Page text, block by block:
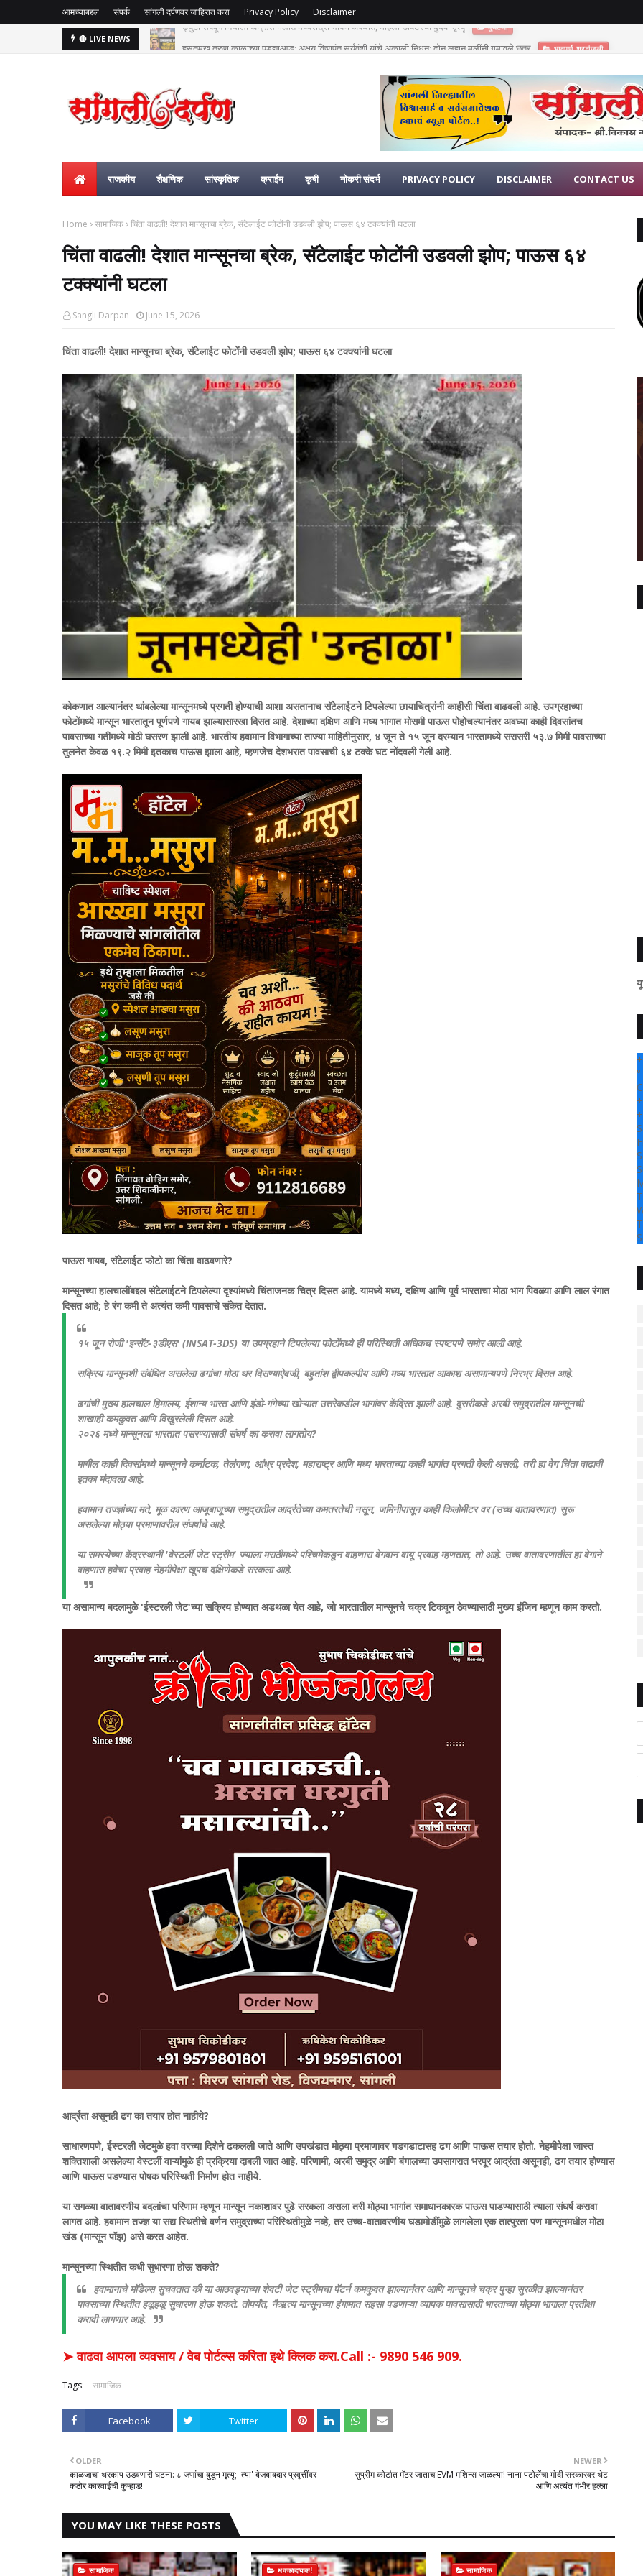
आमच्याबद्दल संपर्क सांगली दर्पणवर जाहिरात करा Privacy Policy Disclaimer
🔴 LIVE NEWS हसतमुख तरुण काळाच्या पडद्याआड: अक्षय विष्णुपंत सूर्यवंशी यांचे अकाली निधन; दोन लहान मुलींनी गमावले छत्र भावपूर्ण श्रद्धांजली
राजकीय शैक्षणिक सांस्कृतिक क्राईम कृषी नोकरी संदर्भ PRIVACY POLICY DISCLAIMER CONTACT US
Home सामाजिक चिंता वाढली! देशात मान्सूनचा ब्रेक, सॅटेलाईट फोटोंनी उडवली झोप; पाऊस ६४ टक्क्यांनी घटला
चिंता वाढली! देशात मान्सूनचा ब्रेक, सॅटेलाईट फोटोंनी उडवली झोप; पाऊस ६४
टक्क्यांनी घटला
Sangli Darpan June 15, 2026
चिंता वाढली! देशात मान्सूनचा ब्रेक, सॅटेलाईट फोटोंनी उडवली झोप; पाऊस ६४ टक्क्यांनी घटला
कोकणात आल्यानंतर थांबलेल्या मान्सूनमध्ये प्रगती होण्याची आशा असतानाच सॅटेलाईटने टिपलेल्या छायाचित्रांनी काहीसी चिंता वाढवली आहे. उपग्रहाच्या
फोटोंमध्ये मान्सून भारतातून पूर्णपणे गायब झाल्यासारखा दिसत आहे. देशाच्या दक्षिण आणि मध्य भागात मोसमी पाऊस पोहोचल्यानंतर अवघ्या काही दिवसांतच
पावसाच्या गतीमध्ये मोठी घसरण झाली आहे. भारतीय हवामान विभागाच्या ताज्या माहितीनुसार, ४ जून ते १५ जून दरम्यान भारतामध्ये सरासरी ५३.७ मिमी पावसाच्या
तुलनेत केवळ १९.२ मिमी इतकाच पाऊस झाला आहे, म्हणजेच देशभरात पावसाची ६४ टक्के घट नोंदवली गेली आहे.
पाऊस गायब, सॅटेलाईट फोटो का चिंता वाढवणारे?
मान्सूनच्या हालचालींबद्दल सॅटेलाईटने टिपलेल्या दृश्यांमध्ये चिंताजनक चित्र दिसत आहे. यामध्ये मध्य, दक्षिण आणि पूर्व भारताचा मोठा भाग पिवळ्या आणि लाल रंगात
दिसत आहे; हे रंग कमी ते अत्यंत कमी पावसाचे संकेत देतात.
१५ जून रोजी 'इन्सॅट-३डीएस' (INSAT-3DS) या उपग्रहाने टिपलेल्या फोटोंमध्ये ही परिस्थिती अधिकच स्पष्टपणे समोर आली आहे.
सक्रिय मान्सूनशी संबंधित असलेला ढगांचा मोठा थर दिसण्याऐवजी, बहुतांश द्वीपकल्पीय आणि मध्य भारतात आकाश असामान्यपणे निरभ्र दिसत आहे.
ढगांची मुख्य हालचाल हिमालय, ईशान्य भारत आणि इंडो-गंगेच्या खोऱ्यात उत्तरेकडील भागांवर केंद्रित झाली आहे. दुसरीकडे अरबी समुद्रातील मान्सूनची
शाखाही कमकुवत आणि विखुरलेली दिसत आहे.
२०२६ मध्ये मान्सूनला भारतात पसरण्यासाठी संघर्ष का करावा लागतोय?
मागील काही दिवसांमध्ये मान्सूनने कर्नाटक, तेलंगणा, आंध्र प्रदेश, महाराष्ट्र आणि मध्य भारताच्या काही भागांत प्रगती केली असली, तरी हा वेग चिंता वाढावी
इतका मंदावला आहे.
हवामान तज्ज्ञांच्या मते, मूळ कारण आजूबाजूच्या समुद्रातील आर्द्रतेच्या कमतरतेची नसून, जमिनीपासून काही किलोमीटर वर (उच्च वातावरणात) सुरू
असलेल्या मोठ्या प्रमाणावरील संघर्षाचे आहे.
या समस्येच्या केंद्रस्थानी 'वेस्टर्ली जेट स्ट्रीम' ज्याला मराठीमध्ये पश्चिमेकडून वाहणारा वेगवान वायू प्रवाह म्हणतात, तो आहे. उच्च वातावरणातील हा वेगाने
वाहणारा हवेचा प्रवाह नेहमीपेक्षा खूपच दक्षिणेकडे सरकला आहे.
या असामान्य बदलामुळे 'ईस्टरली जेट'च्या सक्रिय होण्यात अडथळा येत आहे, जो भारतातील मान्सूनचे चक्र टिकवून ठेवण्यासाठी मुख्य इंजिन म्हणून काम करतो.
आर्द्रता असूनही ढग का तयार होत नाहीये?
साधारणपणे, ईस्टरली जेटमुळे हवा वरच्या दिशेने ढकलली जाते आणि उपखंडात मोठ्या प्रमाणावर गडगडाटासह ढग आणि पाऊस तयार होतो. नेहमीपेक्षा जास्त
शक्तिशाली असलेल्या वेस्टर्ली वाऱ्यांमुळे ही प्रक्रिया दाबली जात आहे. परिणामी, अरबी समुद्र आणि बंगालच्या उपसागरात भरपूर आर्द्रता असूनही, ढग तयार होण्यास
आणि पाऊस पडण्यास पोषक परिस्थिती निर्माण होत नाहीये.
या सगळ्या वातावरणीय बदलांचा परिणाम म्हणून मान्सून नकाशावर पुढे सरकला असला तरी मोठ्या भागांत समाधानकारक पाऊस पाडण्यासाठी त्याला संघर्ष करावा
लागत आहे. हवामान तज्ज्ञ या सद्य स्थितीचे वर्णन समुद्राच्या परिस्थितीमुळे नव्हे, तर उच्च-वातावरणीय घडामोडींमुळे लागलेला एक तात्पुरता पण मान्सूनमधील मोठा
खंड (मान्सून पॉझ) असे करत आहेत.
मान्सूनच्या स्थितीत कधी सुधारणा होऊ शकते?
हवामानाचे मॉडेल्स सुचवतात की या आठवड्याच्या शेवटी जेट स्ट्रीमचा पॅटर्न कमकुवत झाल्यानंतर आणि मान्सूनचे चक्र पुन्हा सुरळीत झाल्यानंतर
पावसाच्या स्थितीत हळूहळू सुधारणा होऊ शकते. तोपर्यंत, नैऋत्य मान्सूनच्या हंगामात सहसा पडणाऱ्या व्यापक पावसासाठी भारताच्या मोठ्या भागाला प्रतीक्षा
करावी लागणार आहे.
➤ वाढवा आपला व्यवसाय / वेब पोर्टल्स करिता इथे क्लिक करा.Call :- 9890 546 909.
Tags: सामाजिक
Facebook Twitter
NEWER
सुप्रीम कोर्टात मॅटर जाताच EVM मशिन्स जाळल्या! नाना पटोलेंचा मोदी सरकारवर थेट
आणि अत्यंत गंभीर हल्ला
OLDER
काळजाचा थरकाप उडवणारी घटना: ८ जणांचा बुडून मृत्यू; 'त्या' बेजबाबदार प्रवृत्तींवर
कठोर कारवाईची कुऱ्हाड!
YOU MAY LIKE THESE POSTS
सामाजिक धक्कादायक! सामाजिक
" सांगली दर्पण न्यूज वर आपल्या
+
°
C
+
+